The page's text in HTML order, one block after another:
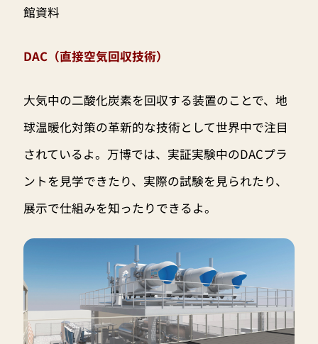
館資料
DAC（直接空気回収技術）
大気中の二酸化炭素を回収する装置のことで、地
球温暖化対策の革新的な技術として世界中で注目
されているよ。万博では、実証実験中のDACプラ
ントを見学できたり、実際の試験を見られたり、
展示で仕組みを知ったりできるよ。